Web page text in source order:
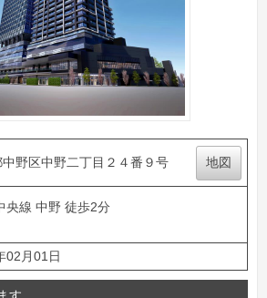
野区中野二丁目２４番９号 地図
央線 中野 徒歩2分
02月01日